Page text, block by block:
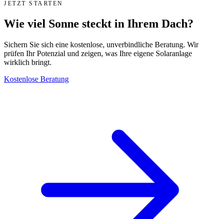
JETZT STARTEN
Wie viel Sonne steckt in Ihrem Dach?
Sichern Sie sich eine kostenlose, unverbindliche Beratung. Wir
prüfen Ihr Potenzial und zeigen, was Ihre eigene Solaranlage
wirklich bringt.
Kostenlose Beratung